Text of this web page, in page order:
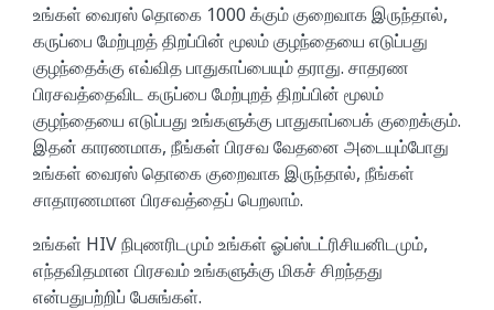
உங்கள் வைரஸ் தொகை 1000 க்கும் குறைவாக இருந்தால்,
கருப்பை மேற்புறத் திறப்பின் மூலம் குழந்தையை எடுப்பது
குழந்தைக்கு எவ்வித பாதுகாப்பையும் தராது. சாதரண
பிரசவத்தைவிட கருப்பை மேற்புறத் திறப்பின் மூலம்
குழந்தையை எடுப்பது உங்களுக்கு பாதுகாப்பைக் குறைக்கும்.
இதன் காரணமாக, நீங்கள் பிரசவ வேதனை அடையும்போது
உங்கள் வைரஸ் தொகை குறைவாக இருந்தால், நீங்கள்
சாதாரணமான பிரசவத்தைப் பெறலாம்.
உங்கள் HIV நிபுணரிடமும் உங்கள் ஓப்ஸ்டட்ரிசியனிடமும்,
எந்தவிதமான பிரசவம் உங்களுக்கு மிகச் சிறந்தது
என்பதுபற்றிப் பேசுங்கள்.